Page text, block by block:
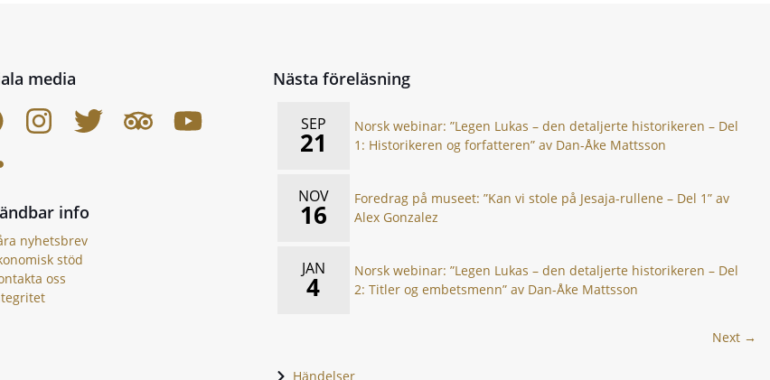
media
info
nyhetsbrev
stöd
oss
Nästa föreläsning
SEP
21
Norsk webinar: ”Legen Lukas – den detaljerte historikeren – Del
1: Historikeren og forfatteren” av Dan-Åke Mattsson
NOV
16
Foredrag på museet: ”Kan vi stole på Jesaja-rullene – Del 1” av
Alex Gonzalez
JAN
4
Norsk webinar: ”Legen Lukas – den detaljerte historikeren – Del
2: Titler og embetsmenn” av Dan-Åke Mattsson
Next →
Händelser